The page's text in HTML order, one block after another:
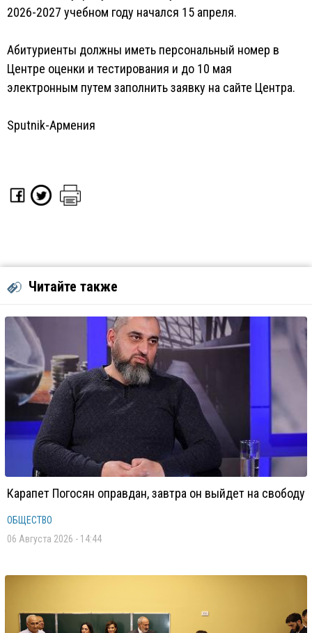
2026-2027 учебном году начался 15 апреля.
Абитуриенты должны иметь персональный номер в
Центре оценки и тестирования и до 10 мая
электронным путем заполнить заявку на сайте Центра.
Sputnik-Армения
Читайте также
Карапет Погосян оправдан, завтра он выйдет на свободу
ОБЩЕСТВО
06 Августа 2026 - 14:44